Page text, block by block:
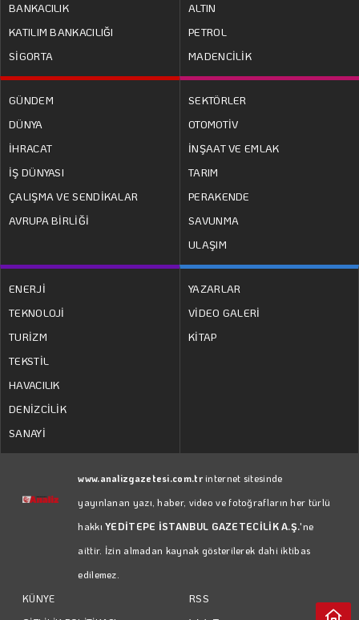
BANKACILIK
KATILIM BANKACILIĞI
SİGORTA
ALTIN
PETROL
MADENCİLİK
GÜNDEM
DÜNYA
İHRACAT
İŞ DÜNYASI
ÇALIŞMA VE SENDİKALAR
AVRUPA BİRLİĞİ
SEKTÖRLER
OTOMOTİV
İNŞAAT VE EMLAK
TARIM
PERAKENDE
SAVUNMA
ULAŞIM
ENERJİ
TEKNOLOJİ
TURİZM
TEKSTİL
HAVACILIK
DENİZCİLİK
SANAYİ
YAZARLAR
VİDEO GALERİ
KİTAP
www.analizgazetesi.com.trinternet sitesinde
yayınlanan yazı, haber, video ve fotoğrafların her türlü
hakkıYEDİTEPE İSTANBUL GAZETECİLİK A.Ş.'ne
aittir. İzin almadan kaynak gösterilerek dahi iktibas
edilemez.
KÜNYE
RSS